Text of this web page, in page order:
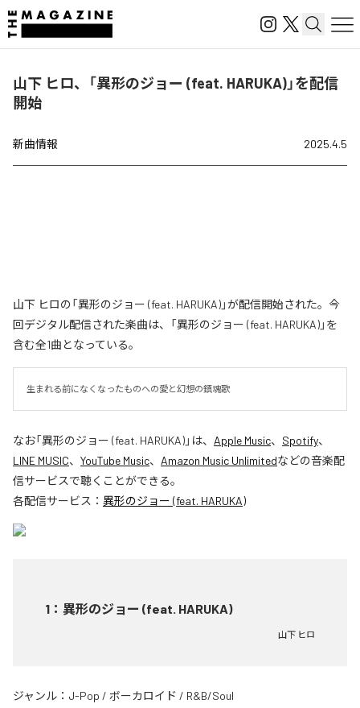
山下 ヒロ、「異形のジョー (feat. HARUKA)」を配信
開始
新曲情報 2025.4.5
山下 ヒロの「異形のジョー (feat. HARUKA)」が配信開始された。今
回デジタル配信された楽曲は、「異形のジョー (feat. HARUKA)」を
含む全1曲となっている。
生まれる前になくなったものへの愛と幻想の鎮魂歌
なお「異形のジョー (feat. HARUKA)」は、 Apple Music、 Spotify、
LINE MUSIC、 YouTube Music、 Amazon Music Unlimitedなどの音楽配
信サービスで聴くことができる。
各配信サービス： 異形のジョー (feat. HARUKA)
1 ： 異形のジョー (feat. HARUKA)
山下 ヒロ
ジャンル： J-Pop / ボーカロイド / R&B/Soul